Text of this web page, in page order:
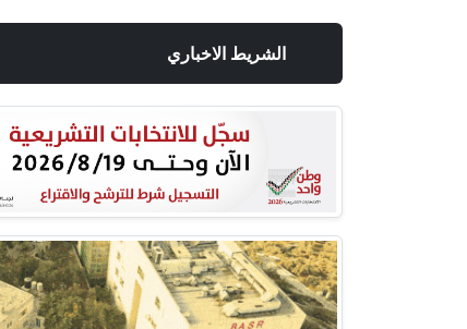
الشريط الاخباري